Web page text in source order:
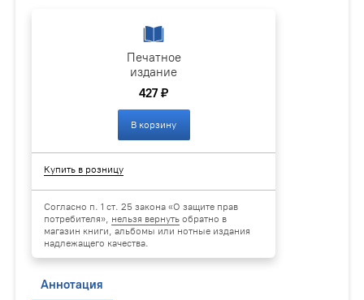
Печатное
издание
427 ₽
В корзину
Купить в розницу
Согласно п. 1 ст. 25 закона «О защите прав
потребителя», нельзя вернуть обратно в
магазин книги, альбомы или нотные издания
надлежащего качества.
Аннотация